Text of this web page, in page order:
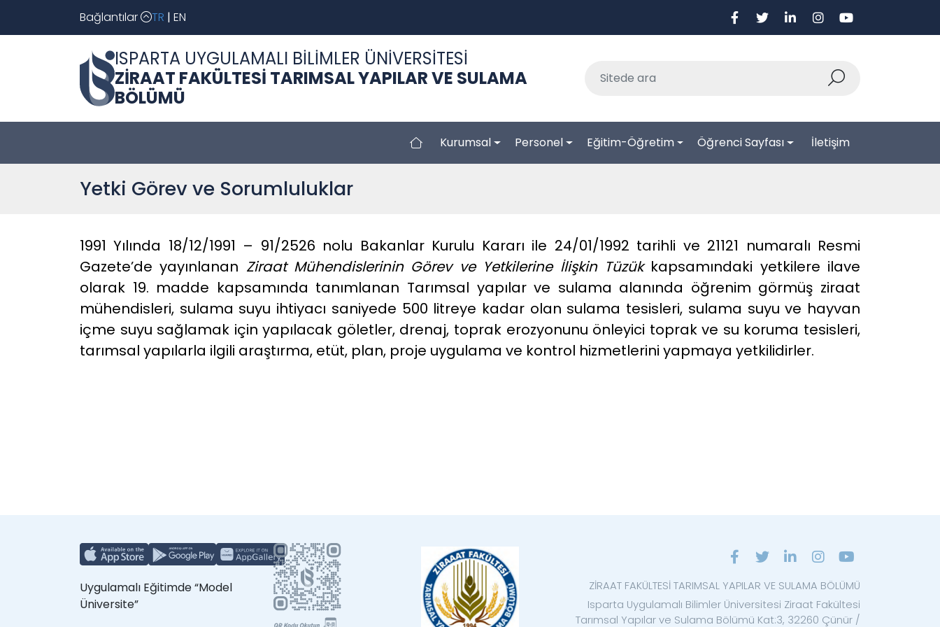
Bağlantılar TR | EN
ISPARTA UYGULAMALI BİLİMLER ÜNİVERSİTESİ
ZİRAAT FAKÜLTESİ TARIMSAL YAPILAR VE SULAMA
BÖLÜMÜ
Kurumsal Personel Eğitim-Öğretim Öğrenci Sayfası İletişim
Yetki Görev ve Sorumluluklar
1991 Yılında 18/12/1991 – 91/2526 nolu Bakanlar Kurulu Kararı ile 24/01/1992 tarihli ve 21121 numaralı Resmi
Gazete’de yayınlanan Ziraat Mühendislerinin Görev ve Yetkilerine İlişkin Tüzükkapsamındaki yetkilere ilave
olarak 19. madde kapsamında tanımlanan Tarımsal yapılar ve sulama alanında öğrenim görmüş ziraat
mühendisleri, sulama suyu ihtiyacı saniyede 500 litreye kadar olan sulama tesisleri, sulama suyu ve hayvan
içme suyu sağlamak için yapılacak göletler, drenaj, toprak erozyonunu önleyici toprak ve su koruma tesisleri,
tarımsal yapılarla ilgili araştırma, etüt, plan, proje uygulama ve kontrol hizmetlerini yapmaya yetkilidirler.
Uygulamalı Eğitimde “Model
Üniversite”
ZİRAAT FAKÜLTESİ TARIMSAL YAPILAR VE SULAMA BÖLÜMÜ
Isparta Uygulamalı Bilimler Üniversitesi Ziraat Fakültesi
Tarımsal Yapılar ve Sulama Bölümü Kat:3, 32260 Çünür /